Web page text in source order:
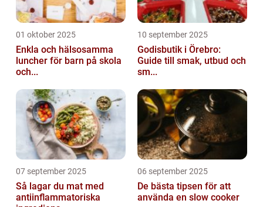
01 oktober 2025
Enkla och hälsosamma
luncher för barn på skola
och...
10 september 2025
Godisbutik i Örebro:
Guide till smak, utbud och
sm...
07 september 2025
Så lagar du mat med
antiinflammatoriska
06 september 2025
De bästa tipsen för att
använda en slow cooker